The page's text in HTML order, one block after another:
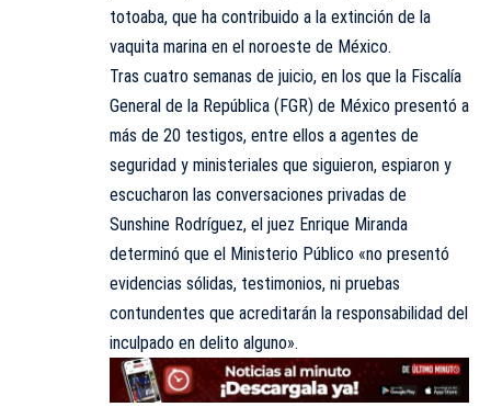
totoaba, que ha contribuido a la extinción de la
vaquita marina en el noroeste de México.
Tras cuatro semanas de juicio, en los que la Fiscalía
General de la República (FGR) de México presentó a
más de 20 testigos, entre ellos a agentes de
seguridad y ministeriales que siguieron, espiaron y
escucharon las conversaciones privadas de
Sunshine Rodríguez, el juez Enrique Miranda
determinó que el Ministerio Público «no presentó
evidencias sólidas, testimonios, ni pruebas
contundentes que acreditarán la responsabilidad del
inculpado en delito alguno».